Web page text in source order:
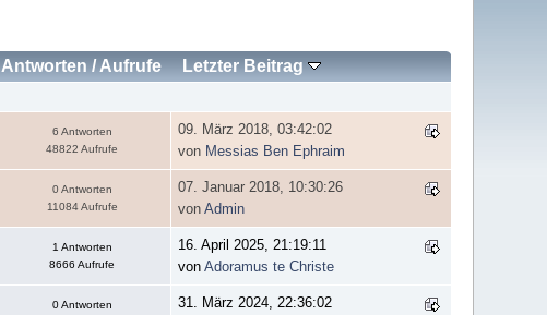
Antworten /Aufrufe Letzter Beitrag
6 Antworten
48822 Aufrufe
09. März 2018, 03:42:02
von Messias Ben Ephraim
0 Antworten
11084 Aufrufe
07. Januar 2018, 10:30:26
vonAdmin
1 Antworten
8666 Aufrufe
16. April 2025, 21:19:11
vonAdoramus te Christe
0 Antworten
31. März 2024, 22:36:02